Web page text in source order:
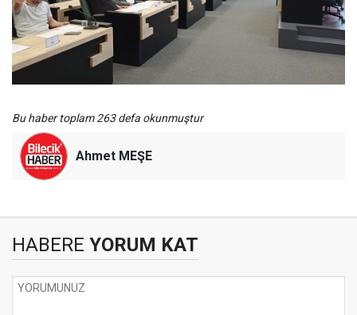
Bu haber toplam 263 defa okunmuştur
Ahmet MEŞE
HABERE YORUM KAT